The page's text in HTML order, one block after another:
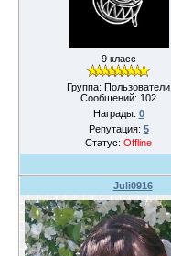
9 класс
Группа: Пользователи
Сообщений: 102
Награды: 0
Репутация: 5
Статус: Offline
Juli0916